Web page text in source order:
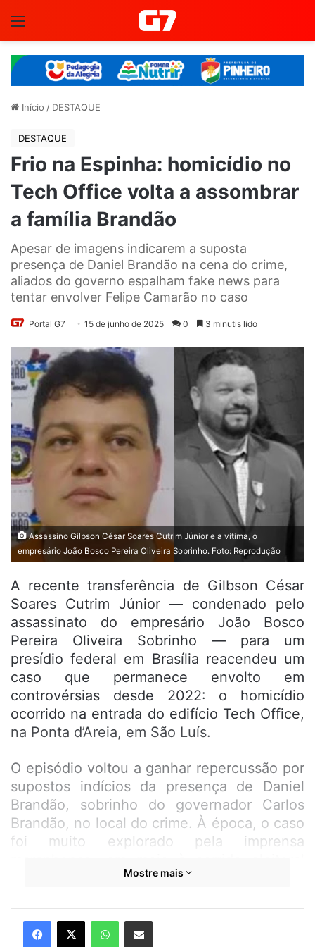
Início / DESTAQUE
DESTAQUE
Frio na Espinha: homicídio no
Tech Office volta a assombrar
a família Brandão
Apesar de imagens indicarem a suposta
presença de Daniel Brandão na cena do crime,
aliados do governo espalham fake news para
tentar envolver Felipe Camarão no caso
Portal G7 15 de junho de 2025 0 3 minutis lido
Assassino Gilbson César Soares Cutrim Júnior e a vítima, o
empresário João Bosco Pereira Oliveira Sobrinho. Foto: Reprodução
A recente transferência de Gilbson César
Soares Cutrim Júnior — condenado pelo
assassinato do empresário João Bosco
Pereira Oliveira Sobrinho — para um
presídio federal em Brasília reacendeu um
caso que permanece envolto em
controvérsias desde 2022: o homicídio
ocorrido na entrada do edifício Tech Office,
na Ponta d’Areia, em São Luís.
O episódio voltou a ganhar repercussão por
supostos indícios da presença de Daniel
Brandão, sobrinho do governador Carlos
Brandão, no local do crime. À época, o caso
foi muito explorado pela imprensa
pela reeleição de Brandão. Agora, o temor
delação premiada por parte do condenado
tem causado desconforto nos bastidores do
Mostre mais